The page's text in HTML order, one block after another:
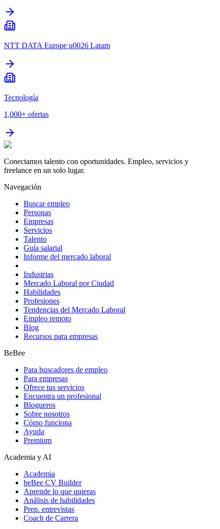
NTT DATA Europe u0026 Latam
Tecnología
1,000+ ofertas
Conectamos talento con oportunidades. Empleo, servicios y
freelance en un solo lugar.
Navegación
Buscar empleo
Personas
Empresas
Servicios
Talento
Guía salarial
Informe del mercado laboral
Industrias
Mercado Laboral por Ciudad
Habilidades
Profesiones
Tendencias del Mercado Laboral
Empleo remoto
Blog
Recursos para empresas
BeBee
Para buscadores de empleo
Para empresas
Ofrece tus servicios
Encuentra un profesional
Blogueros
Sobre nosotros
Cómo funciona
Ayuda
Premium
Academia y AI
Academia
beBee CV Builder
Aprende lo que quieras
Análisis de habilidades
Prep. entrevistas
Coach de Carrera